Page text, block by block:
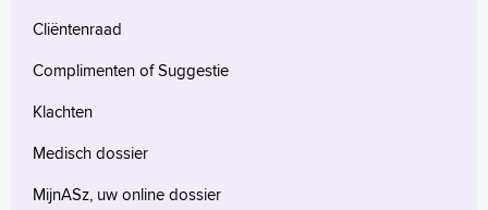
Cliëntenraad
Complimenten of Suggestie
Klachten
Medisch dossier
MijnASz, uw online dossier